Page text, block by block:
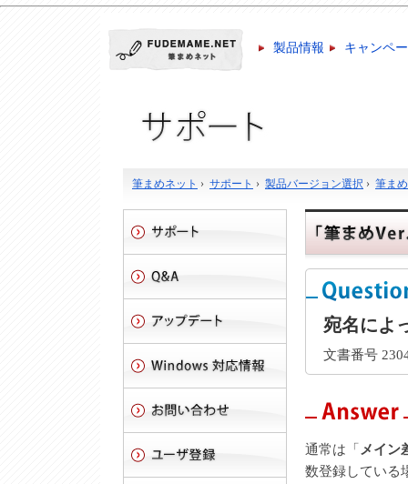
製品情報 キャンペ
筆まめネット › サポート › 製品バージョン選択 › 筆ま
宛名によ
文書番号
通常は「 メイン
数登録している